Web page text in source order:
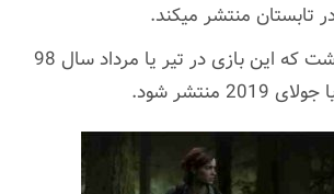
تابستان منتشر میکند.
می توان انتظار داشت که این بازی در تیر یا مرداد سال 98
منتشر شود.